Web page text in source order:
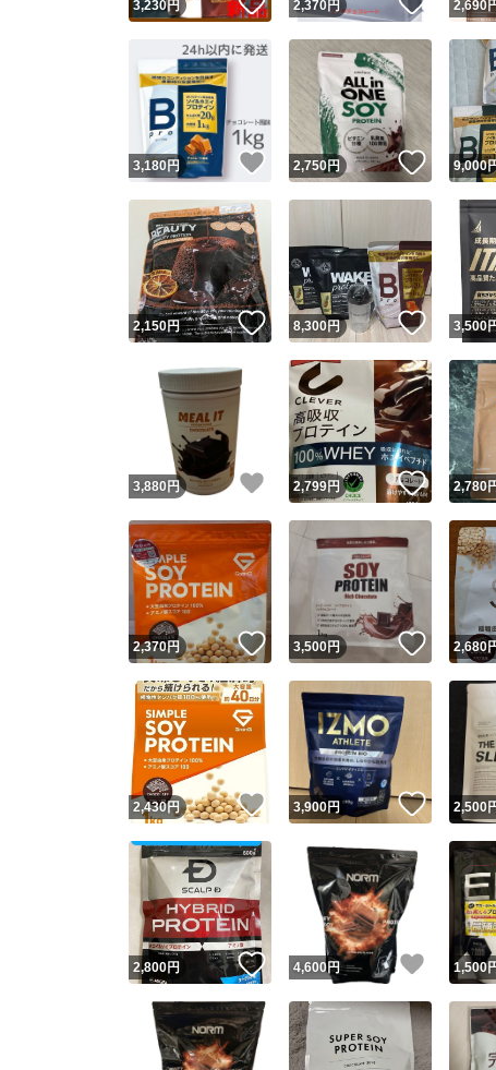
3,230円 2,370円 2,690
3,180円 いいね！
2,750円 いいね！
9,000
2,150円 いいね！
8,300円 いいね！
3,500
3,880 円 いいね！
2,799円 いいね！
2,780
2,370円 いいね！
3,500円 いいね！
2,680
2,430円 いいね！
3,900円 いいね！
2,500
2,800円 いいね！
4,600円 いいね！
1,500